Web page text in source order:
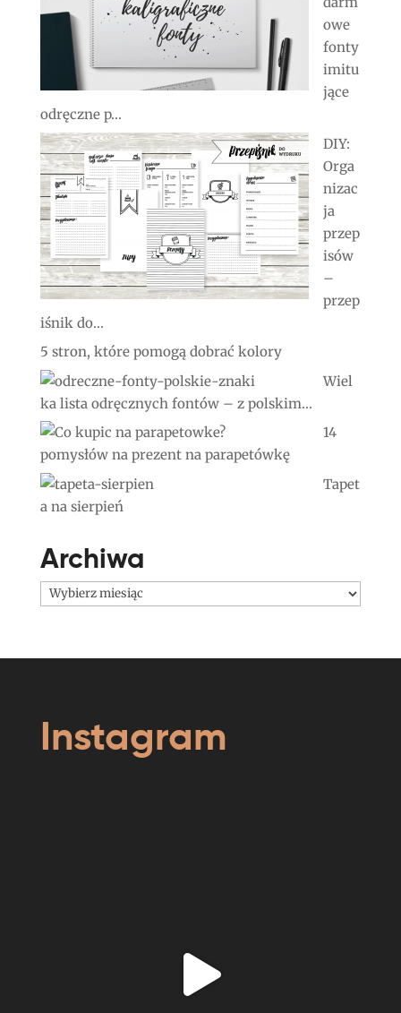
owe
fonty
imitu
jące
odręczne p...
DIY:
Orga
nizac
ja
przep
isów
–
przep
iśnik do...
5 stron, które pomogą dobrać kolory
Wiel
ka lista odręcznych fontów – z polskim...
14
pomysłów na prezent na parapetówkę
Tapet
a na sierpień
Archiwa
Archiwa
Instagram